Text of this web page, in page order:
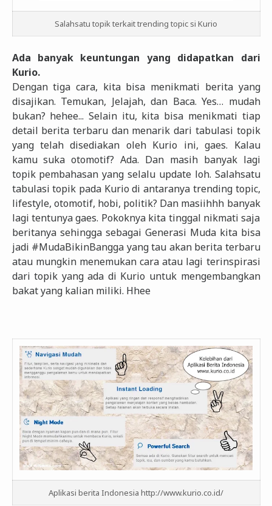
Salahsatu topik terkait trending topic si Kurio
Ada banyak keuntungan yang didapatkan dari
Kurio.
Dengan tiga cara, kita bisa menikmati berita yang
disajikan. Temukan, Jelajah, dan Baca. Yes… mudah
bukan? hehee... Selain itu, kita bisa menikmati tiap
detail berita terbaru dan menarik dari tabulasi topik
yang telah disediakan oleh Kurio ini, gaes. Kalau
kamu suka otomotif? Ada. Dan masih banyak lagi
topik pembahasan yang selalu update loh. Salahsatu
tabulasi topik pada Kurio di antaranya trending topic,
lifestyle, otomotif, hobi, politik? Dan masiihhh banyak
lagi tentunya gaes. Pokoknya kita tinggal nikmati saja
beritanya sehingga sebagai Generasi Muda kita bisa
jadi #MudaBikinBangga yang tau akan berita terbaru
atau mungkin menemukan cara atau lagi terinspirasi
dari topik yang ada di Kurio untuk mengembangkan
bakat yang kalian miliki. Hhee
Aplikasi berita Indonesia http://www.kurio.co.id/